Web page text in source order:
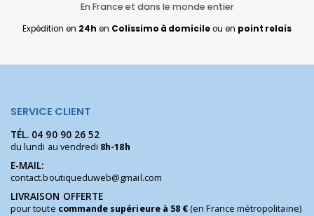
En France et dans le monde entier
Expédition en 24h en Colissimo à domicileou en point relais
SERVICE CLIENT
TÉL. 04 90 90 26 52
du lundi au vendredi 8h-18h
E-MAIL:
contact.boutiqueduweb@gmail.com
LIVRAISON OFFERTE
pour toute commande supérieure à 58 €(en France métropolitaine)